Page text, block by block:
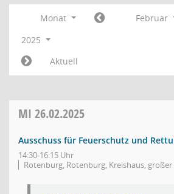
Monat
Februar
2025
Aktuell
MI 26.02.2025
Ausschuss für Feuerschutz und
14:30-16:15 Uhr
Rotenburg, Rotenburg, Kreishaus, großer